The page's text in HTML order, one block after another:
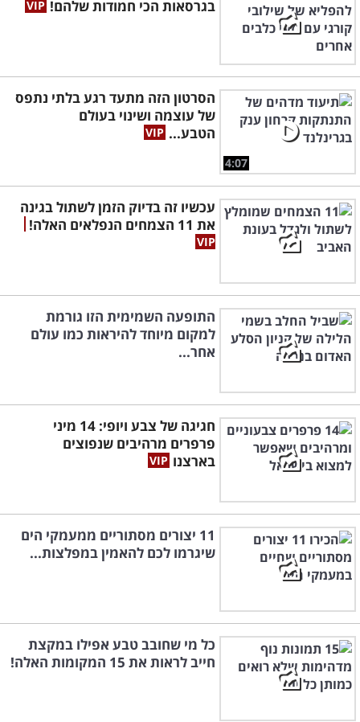
בגרסאות הכי חמודות שלהם!
4:07
הסרטון הזה מתעד רגע בלתי נתפס
של עוצמה ושינוי בעולם
הטבע...
עכשיו זה בדיוק הזמן לשתול בגינה
את 11 הצמחים הנפלאים האלה!
התופעה השמימית הזו גורמת
למקום מיוחד להיראות כמו עולם
אחר...
חגיגה של צבע ויופי: 14 מיני
פרפרים מרהיבים שנפוצים
בארצנו
11 יצורים מסתוריים ממעמקי הים
שיגרמו לכם להאמין במפלצות...
כל מי שחובב טבע אפילו במקצת
חייב לראות את 15 המקומות האלה!